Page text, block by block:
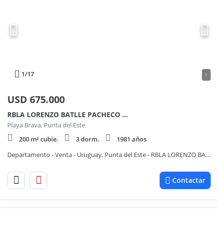
1/17 1
USD 675.000
RBLA LORENZO BATLLE PACHECO 100
Playa Brava, Punta del Este
200 m² cubie.
3 dorm.
1981 años
Departamento - Venta - Uruguay, Punta del Este - RBLA LORENZO BATLLE PACHECO 100
Contactar